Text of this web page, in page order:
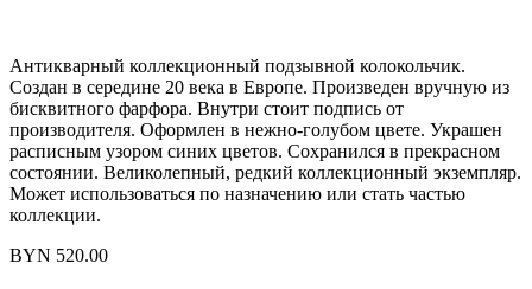
Антикварный коллекционный подзывной колокольчик.
Создан в середине 20 века в Европе. Произведен вручную из
бисквитного фарфора. Внутри стоит подпись от
производителя. Оформлен в нежно-голубом цвете. Украшен
расписным узором синих цветов. Сохранился в прекрасном
состоянии. Великолепный, редкий коллекционный экземпляр.
Может использоваться по назначению или стать частью
коллекции.
BYN 520.00